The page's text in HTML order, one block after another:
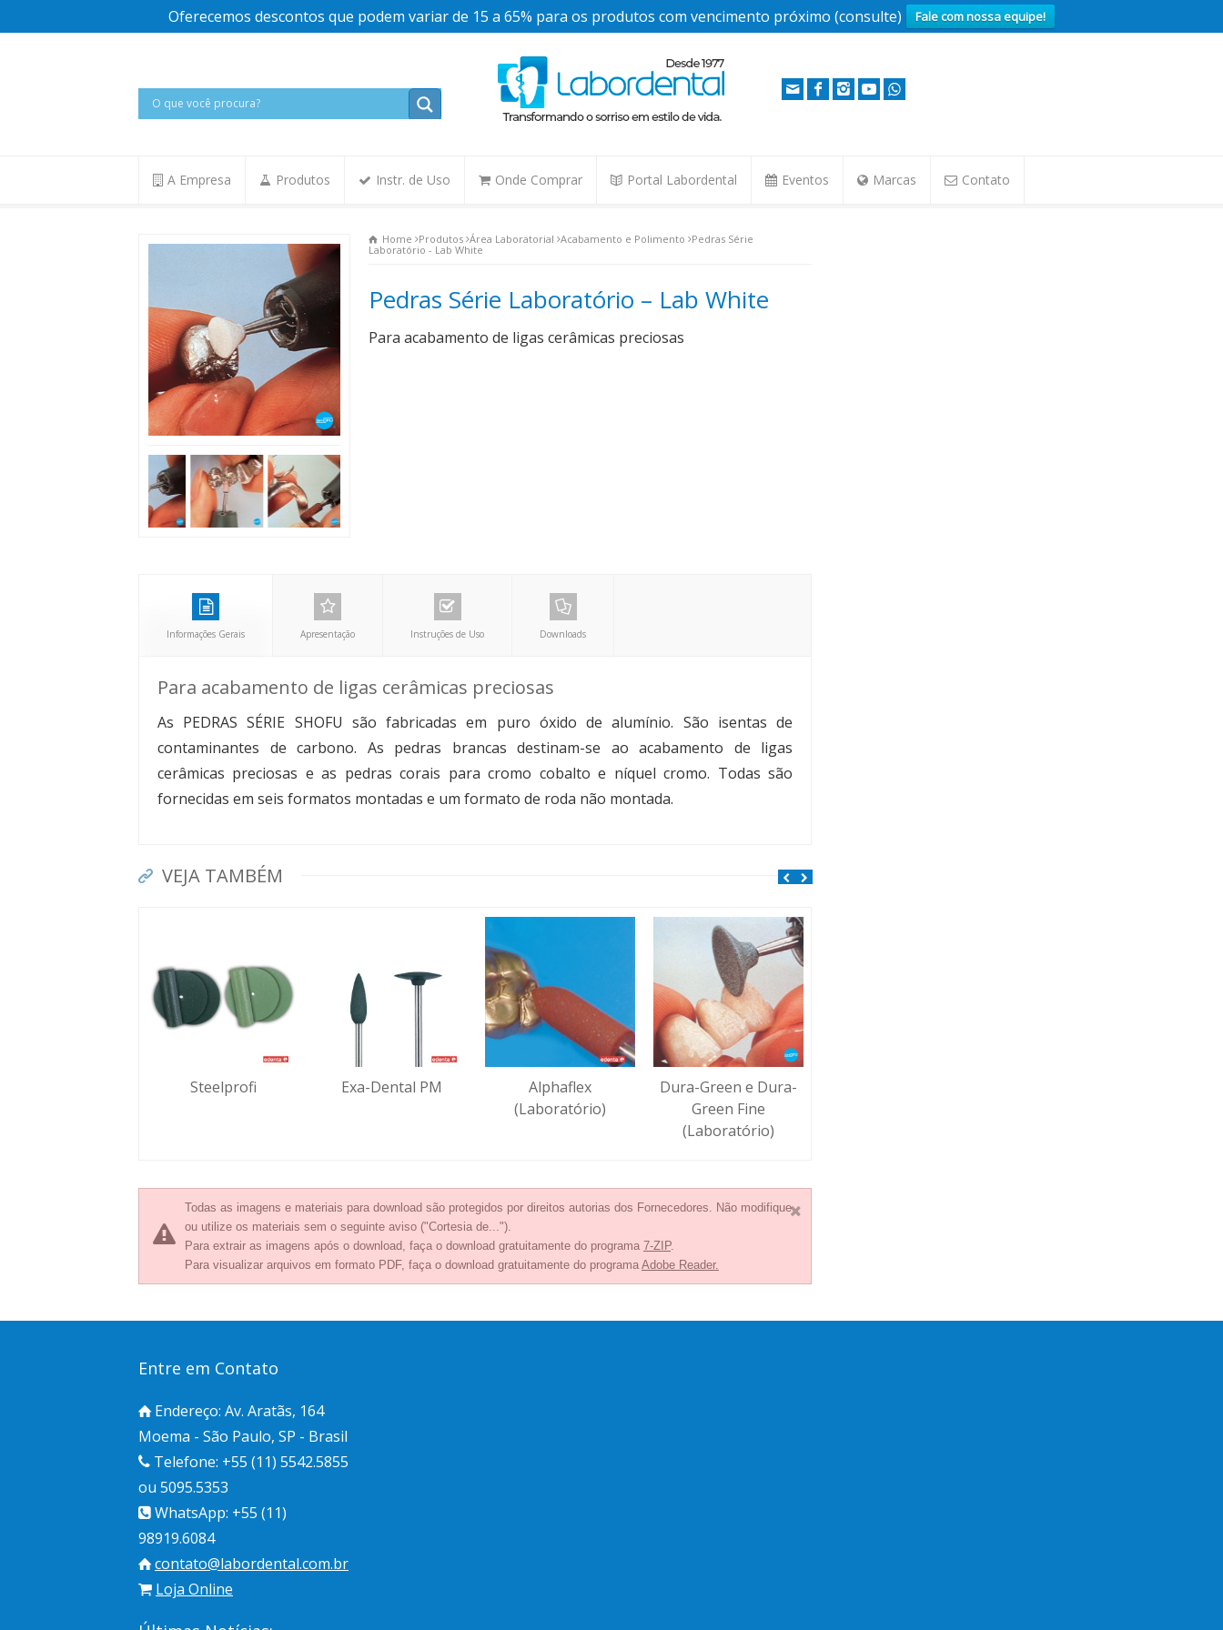
Oferecemos descontos que podem variar de 15 a 65% para os produtos com vencimento próximo (consulte) Fale com nossa equipe!
A Empresa Produtos Instr. de Uso Onde Comprar Portal Labordental Eventos Marcas Contato
Home Produtos Área Laboratorial Acabamento e Polimento Pedras Série
Laboratório - Lab White
Pedras Série Laboratório – Lab White
Para acabamento de ligas cerâmicas preciosas
Informações Gerais Apresentação Instruções de Uso Downloads
Para acabamento de ligas cerâmicas preciosas
As PEDRAS SÉRIE SHOFU são fabricadas em puro óxido de alumínio. São isentas de
contaminantes de carbono. As pedras brancas destinam-se ao acabamento de ligas
cerâmicas preciosas e as pedras corais para cromo cobalto e níquel cromo. Todas são
fornecidas em seis formatos montadas e um formato de roda não montada.
VEJA TAMBÉM
Steelprofi Exa-Dental PM
Alphaflex
(Laboratório)
Dura-Green e Dura-
Green Fine
(Laboratório)
Todas as imagens e materiais para download são protegidos por direitos autorias dos Fornecedores. Não modifique
ou utilize os materiais sem o seguinte aviso ("Cortesia de...").
Para extrair as imagens após o download, faça o download gratuitamente do programa 7-ZIP.
Para visualizar arquivos em formato PDF, faça o download gratuitamente do programa Adobe Reader.
Entre em Contato
Endereço: Av. Aratãs, 164
Moema - São Paulo, SP - Brasil
Telefone: +55 (11) 5542.5855
ou 5095.5353
WhatsApp: +55 (11)
98919.6084
contato@labordental.com.br
Loja Online